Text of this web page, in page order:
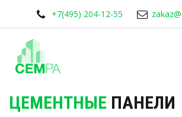
+7(495) 204-12-55
ЦЕМЕНТНЫЕ ПАНЕЛИ